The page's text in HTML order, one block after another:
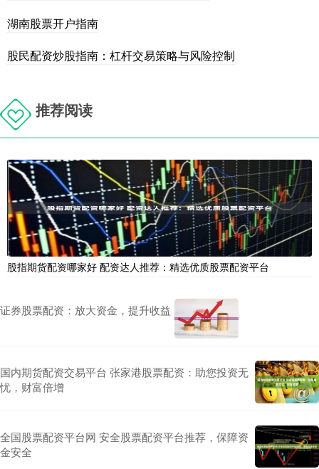
湖南股票开户指南
股民配资炒股指南：杠杆交易策略与风险控制
推荐阅读
股指期货配资哪家好 配资达人推荐：精选优质股票配资平台
证券股票配资：放大资金，提升收益
国内期货配资交易平台 张家港股票配资：助您投资无
忧，财富倍增
全国股票配资平台网 安全股票配资平台推荐，保障资
金安全